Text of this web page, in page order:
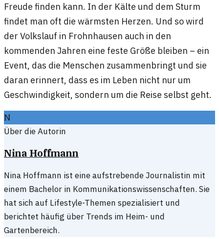
Freude finden kann. In der Kälte und dem Sturm
findet man oft die wärmsten Herzen. Und so wird
der Volkslauf in Frohnhausen auch in den
kommenden Jahren eine feste Größe bleiben – ein
Event, das die Menschen zusammenbringt und sie
daran erinnert, dass es im Leben nicht nur um
Geschwindigkeit, sondern um die Reise selbst geht.
N
Über die Autorin
Nina Hoffmann
Nina Hoffmann ist eine aufstrebende Journalistin mit
einem Bachelor in Kommunikationswissenschaften. Sie
hat sich auf Lifestyle-Themen spezialisiert und
berichtet häufig über Trends im Heim- und
Gartenbereich.